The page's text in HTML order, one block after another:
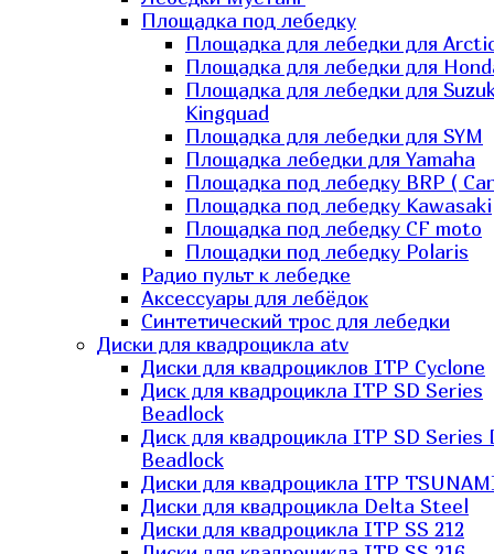
Площадка под лебедку
Площадка для лебедки для
Площадка для лебедки для
Площадка для лебедки для
Kingquad
Площадка для лебедки для SYM
Площадка лебедки для Yamaha
Площадка под лебедку BRP (
Площадка под лебедку Kawasaki
Площадка под лебедку СF moto
Площадки под лебедку Polaris
Радио пульт к лебедке
Аксессуары для лебёдок
Синтетический трос для лебедки
Диски для квадроцикла atv
Диски для квадроциклов ITP Cyclone
Диск для квадроцикла ITP SD Series
Beadlock
Диск для квадроцикла ITP SD Series
Beadlock
Диски для квадроцикла ITP
Диски для квадроцикла Delta Steel
Диски для квадроцикла ITP SS 212